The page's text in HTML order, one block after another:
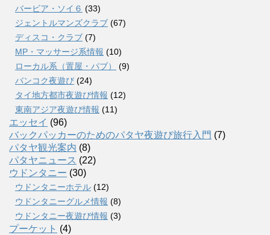
バービア・ソイ６ (33)
ジェントルマンズクラブ (67)
ディスコ・クラブ (7)
MP・マッサージ系情報 (10)
ローカル系（置屋・パブ）
(9)
バンコク夜遊び (24)
タイ地方都市夜遊び情報 (12)
東南アジア夜遊び情報 (11)
エッセイ (96)
バックパッカーのためのパタヤ夜遊び旅行入門 (7)
パタヤ観光案内 (8)
パタヤニュース (22)
ウドンタニー (30)
ウドンタニーホテル (12)
ウドンタニーグルメ情報 (8)
ウドンタニー夜遊び情報 (3)
プーケット (4)